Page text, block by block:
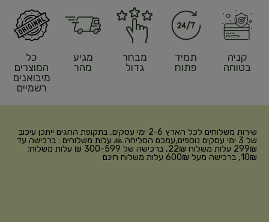
קניה
בטוחה
תמיד
פתוח
מבחר
גדול
מגיע
מהר
כל
המוצרים
מיבואנים
רשמיים
שירות משלוחים לכל הארץ 2-6 ימי עסקים, בתקופת החגים ייתכן עיכוב
של 3 ימי עסקים נוספים,עמכם הסליחה 🙏 עלות משלוחים : ברכישה עד
299₪ עלות משלוח 22₪, ברכישה של 300-599 ₪ עלות משלוח:
10₪, ברכישה מעל 600₪ עלות משלוח חינם